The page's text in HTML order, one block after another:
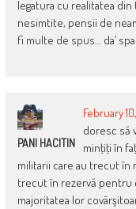
legatura cu realitatea
nesimtite, pensii de
fi multe de spus… da’
PANI HACITIN
February
doresc să
minţiţi în
militarii care au trecut în
trecut în rezervă pentru
majoritatea lor